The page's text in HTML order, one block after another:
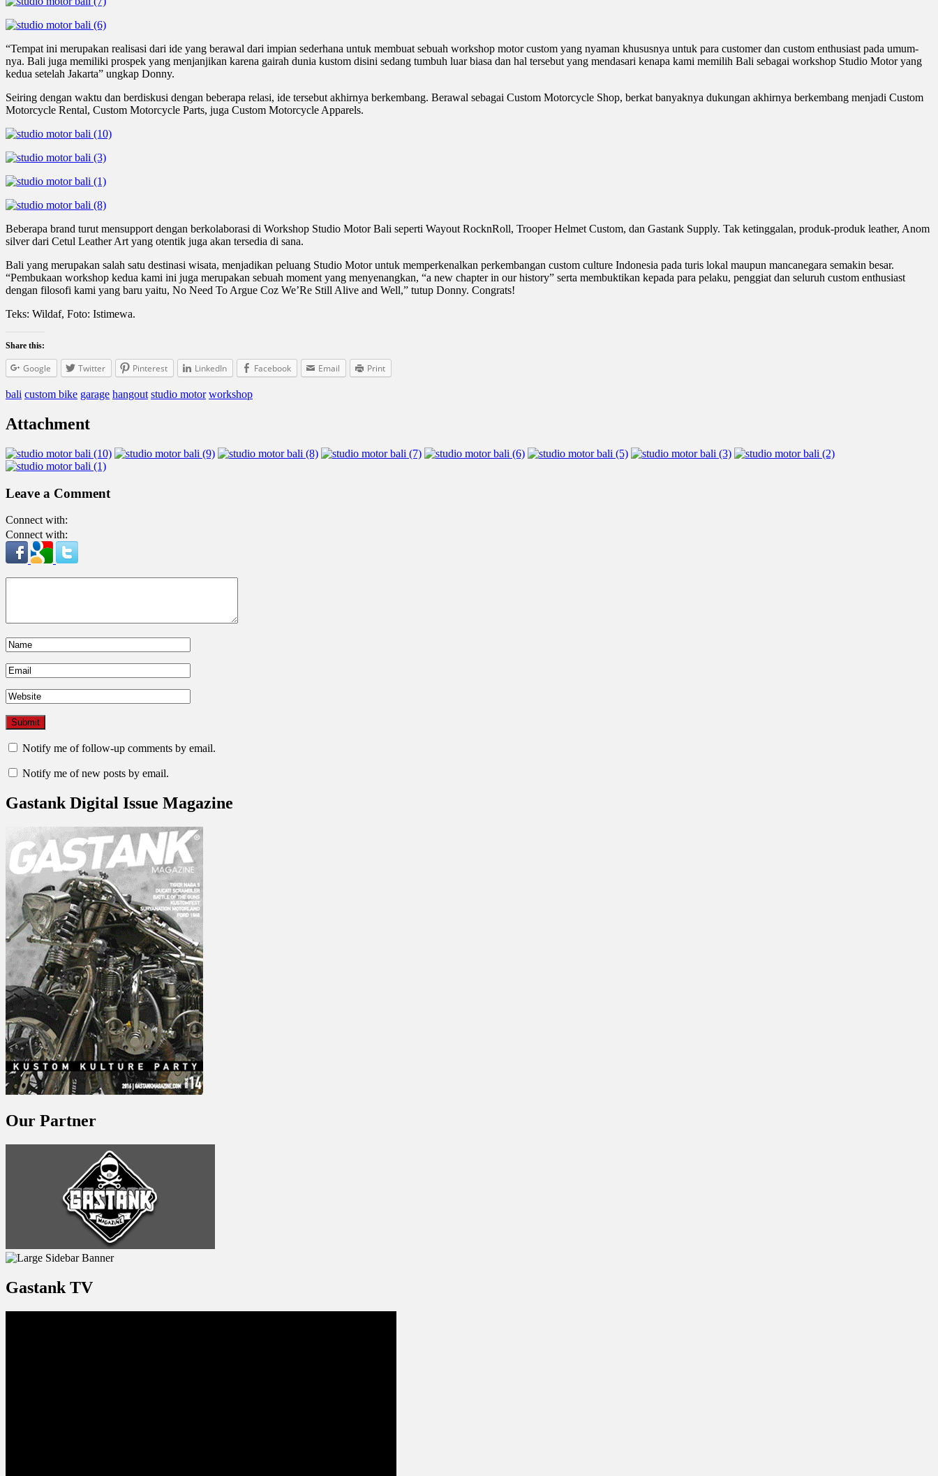
“Tempat ini merupakan realisasi dari ide yang berawal dari impian sederhana untuk membuat sebuah workshop motor custom yang nyaman khususnya untuk para customer dan custom enthusiast pada umum-
nya. Bali juga memiliki prospek yang menjanjikan karena gairah dunia kustom disini sedang tumbuh luar biasa dan hal tersebut yang mendasari kenapa kami memilih Bali sebagai workshop Studio Motor yang
kedua setelah Jakarta” ungkap Donny.
Seiring dengan waktu dan berdiskusi dengan beberapa relasi, ide tersebut akhirnya berkembang. Berawal sebagai Custom Motorcycle Shop, berkat banyaknya dukungan akhirnya berkembang menjadi Custom
Motorcycle Rental, Custom Motorcycle Parts, juga Custom Motorcycle Apparels.
Beberapa brand turut mensupport dengan berkolaborasi di Workshop Studio Motor Bali seperti Wayout RocknRoll, Trooper Helmet Custom, dan Gastank Supply. Tak ketinggalan, produk-produk leather, Anom
silver dari Cetul Leather Art yang otentik juga akan tersedia di sana.
Bali yang merupakan salah satu destinasi wisata, menjadikan peluang Studio Motor untuk memperkenalkan perkembangan custom culture Indonesia pada turis lokal maupun mancanegara semakin besar.
“Pembukaan workshop kedua kami ini juga merupakan sebuah moment yang menyenangkan, “a new chapter in our history” serta membuktikan kepada para pelaku, penggiat dan seluruh custom enthusiast
dengan filosofi kami yang baru yaitu, No Need To Argue Coz We’Re Still Alive and Well,” tutup Donny. Congrats!
Teks: Wildaf, Foto: Istimewa.
Share this:
Google Twitter Pinterest LinkedIn Facebook Email Print
bali custom bike garage hangout studio motor workshop
Attachment
Leave a Comment
Connect with:
Connect with:
Notify me of follow-up comments by email.
Notify me of new posts by email.
Gastank Digital Issue Magazine
Our Partner
Gastank TV